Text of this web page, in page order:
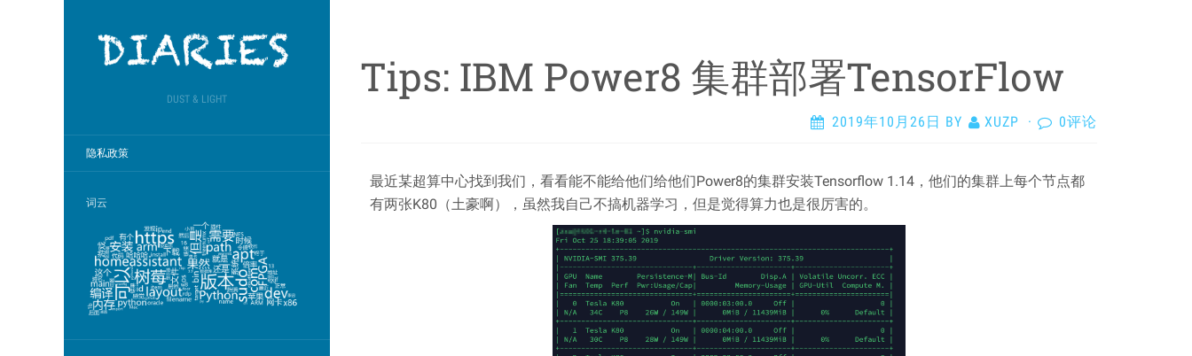
DUST & LIGHT
隐私政策
词云
Tips: IBM Power8 集群部署TensorFlow
2019年10月26日 BY XUZP · 0评论
最近某超算中心找到我们，看看能不能给他们给他们Power8的集群安装Tensorflow 1.14，他们的集群上每个节点都
有两张K80（土豪啊），虽然我自己不搞机器学习，但是觉得算力也是很厉害的。